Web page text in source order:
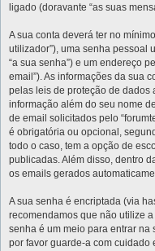
ligado (doravante “as suas
A sua conta deverá ter no
utilizador”), uma senha pessoal
“a sua senha”) e um endereço
email”). As informações da sua
pelas leis de proteção de dados
informação além do seu nome
de email solicitados pelo
é obrigatória ou opcional,
todo o caso, tem a opção de
publicadas. Além disso, dentro
os emails gerados
A sua senha é encriptada (via
recomendamos que não utilize
senha é um meio para entrar na
por favor guarde-a com